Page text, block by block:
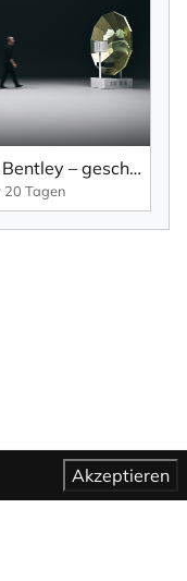
Der Klang von Bentley – geschaffen, um Emotionen zu wecken.
20 Tagen
Akzeptieren